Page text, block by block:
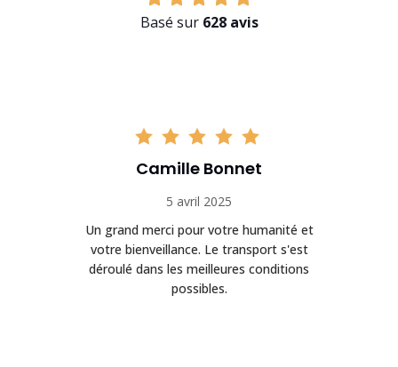
Basé sur 628 avis
Camille Bonnet
5 avril 2025
Un grand merci pour votre humanité et
votre bienveillance. Le transport s'est
déroulé dans les meilleures conditions
possibles.